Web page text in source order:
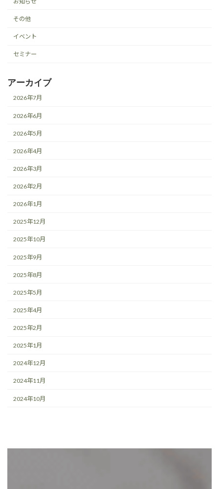
その他
イベント
セミナー
アーカイブ
2026年7月
2026年6月
2026年5月
2026年4月
2026年3月
2026年2月
2026年1月
2025年12月
2025年10月
2025年9月
2025年8月
2025年5月
2025年4月
2025年2月
2025年1月
2024年12月
2024年11月
2024年10月